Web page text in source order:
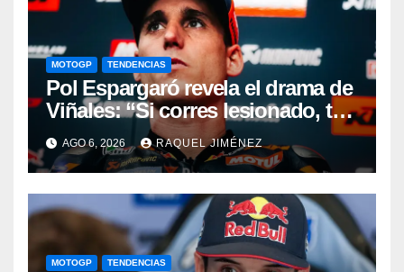
MOTOGP TENDENCIAS
Pol Espargaró revela el drama de
Viñales: “Si corres lesionado, te
juzgan; si no corres,
desapareces”
AGO 6, 2026 RAQUEL JIMÉNEZ
MOTOGP TENDENCIAS